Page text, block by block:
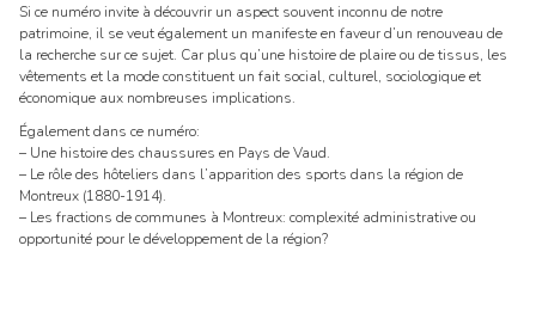
Si ce numéro invite à découvrir un aspect souvent inconnu de notre
patrimoine, il se veut également un manifeste en faveur d’un renouveau de
la recherche sur ce sujet. Car plus qu’une histoire de plaire ou de tissus, les
vêtements et la mode constituent un fait social, culturel, sociologique et
économique aux nombreuses implications.
Également dans ce numéro:
– Une histoire des chaussures en Pays de Vaud.
– Le rôle des hôteliers dans l’apparition des sports dans la région de
Montreux (1880-1914).
– Les fractions de communes à Montreux: complexité administrative ou
opportunité pour le développement de la région?